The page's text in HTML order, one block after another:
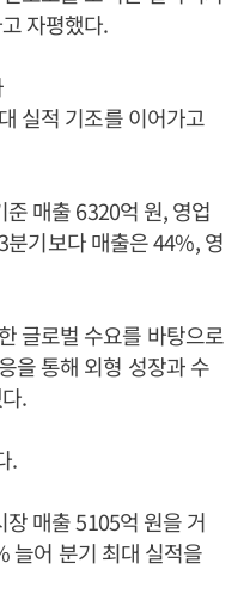
자평했다.
실적 기조를 이어가고
매출 6320억 원, 영업
기보다 매출은 44%, 영
글로벌 수요를 바탕으로
을 통해 외형 성장과 수
.
.
매출 5105억 원을 거
늘어 분기 최대 실적을